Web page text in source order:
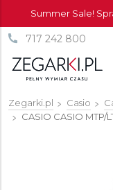
Summer Sale!
717 242 800
Zegarki.pl Casio
CASIO CASIO MTP/